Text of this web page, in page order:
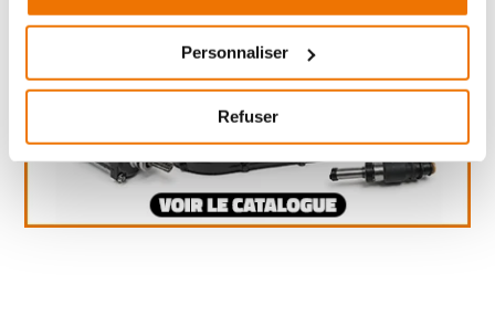
Personnaliser
Refuser